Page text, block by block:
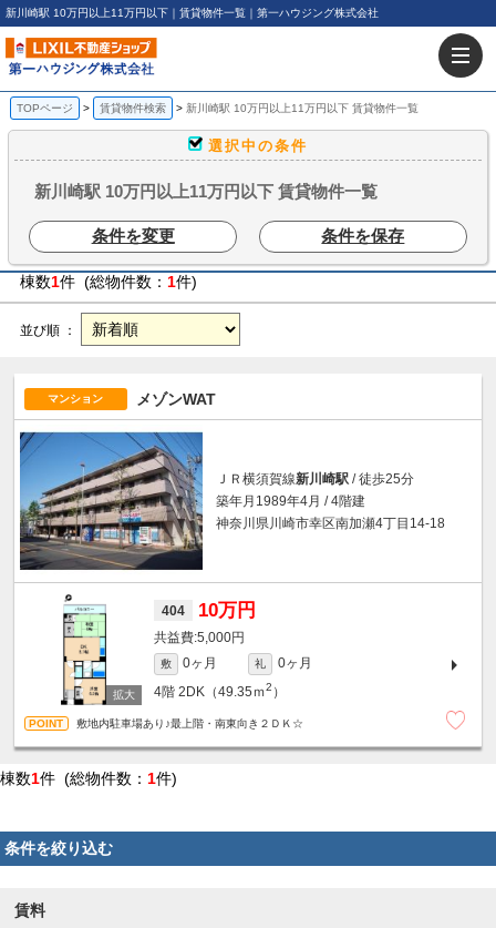
新川崎駅 10万円以上11万円以下｜賃貸物件一覧｜第一ハウジング株式会社
TOPページ 賃貸物件検索 新川崎駅 10万円以上11万円以下 賃貸物件一覧
選択中の条件
新川崎駅 10万円以上11万円以下 賃貸物件一覧
条件を変更 条件を保存
棟数1件 (総物件数： 1件)
並び順 ：
マンション メゾンWAT
ＪＲ横須賀線新川崎駅 / 徒歩25分
築年月1989年4月 / 4階建
神奈川県川崎市幸区南加瀬4丁目14-18
404 10万円
5,000円
敷 0ヶ月 礼
0ヶ月
4階 2DK（49.35ｍ2 ）
敷地内駐車場あり♪最上階・南東向き２ＤＫ☆
棟数1件 (総物件数： 1件)
条件を絞り込む
賃料